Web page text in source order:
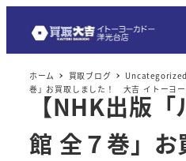
ホーム 買取ブログ Uncategorized
巻」お買取しました！ 大吉 イトーヨー
【NHK出版
館 全７巻」お